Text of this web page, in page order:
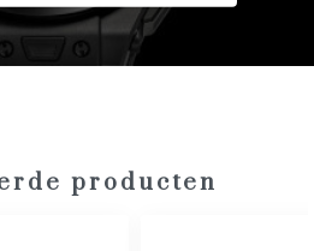
Rubber
Vouwsluiting
producten